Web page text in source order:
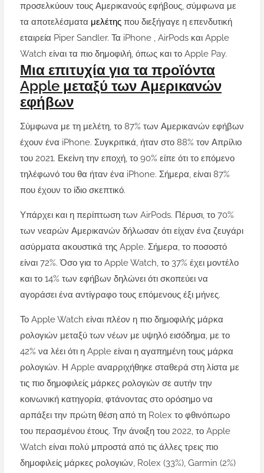
προσελκύουν τους Αμερικανούς εφήβους, σύμφωνα με
τα αποτελέσματα μελέτης που διεξήγαγε η επενδυτική
εταιρεία Piper Sandler. Τα iPhone , AirPods και Apple
Watch είναι τα πιο δημοφιλή, όπως και το Apple Pay.
Μια επιτυχία για τα προϊόντα
Apple μεταξύ των Αμερικανών
εφήβων
Σύμφωνα με τη μελέτη, το 87% των Αμερικανών εφήβων
έχουν ένα iPhone. Συγκριτικά, ήταν στο 88% τον Απρίλιο
του 2021. Εκείνη την εποχή, το 90% είπε ότι το επόμενο
τηλέφωνό του θα ήταν ένα iPhone. Σήμερα, είναι 87%
που έχουν το ίδιο σκεπτικό.
Υπάρχει και η περίπτωση των AirPods. Πέρυσι, το 70%
των νεαρών Αμερικανών δήλωσαν ότι είχαν ένα ζευγάρι
ασύρματα ακουστικά της Apple. Σήμερα, το ποσοστό
είναι 72%. Όσο για το Apple Watch, το 37% έχει μοντέλο
και το 14% των εφήβων δηλώνει ότι σκοπεύει να
αγοράσει ένα αντίγραφο τους επόμενους έξι μήνες.
Το Apple Watch είναι πλέον η πιο δημοφιλής μάρκα
ρολογιών μεταξύ των νέων με υψηλό εισόδημα, με το
42% να λέει ότι η Apple είναι η αγαπημένη τους μάρκα
ρολογιών. Η Apple αναρριχήθηκε σταθερά στη λίστα με
τις πιο δημοφιλείς μάρκες ρολογιών σε αυτήν την
κοινωνική κατηγορία, φτάνοντας στο ορόσημο να
αρπάξει την πρώτη θέση από τη Rolex το φθινόπωρο
του περασμένου έτους. Την άνοιξη του 2022, το Apple
Watch είναι πολύ μπροστά από τις άλλες τρεις πιο
δημοφιλείς μάρκες ρολογιών, Rolex (33%), Garmin (2%)